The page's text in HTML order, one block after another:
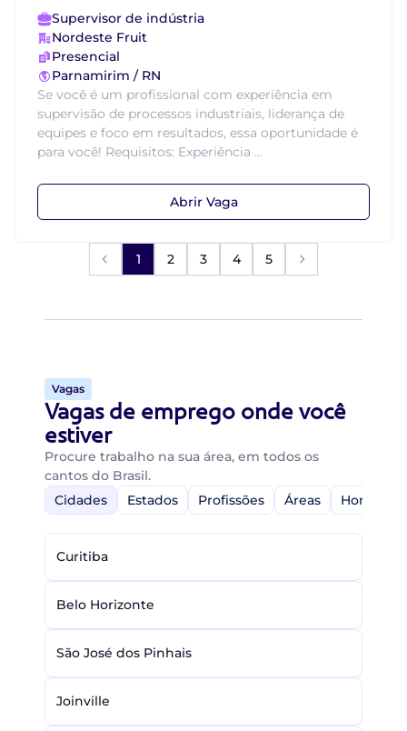
Supervisor de indústria
Nordeste Fruit
Presencial
Parnamirim / RN
Se você é um profissional com experiência em
supervisão de processos industriais, liderança de
equipes e foco em resultados, essa oportunidade é
para você! Requisitos: Experiência ...
Abrir Vaga
1 2 3 4 5
Vagas
Vagas de emprego onde você
estiver
Procure trabalho na sua área, em todos os
cantos do Brasil.
Cidades
Estados Profissões Áreas Home-
Curitiba
Belo Horizonte
São José dos Pinhais
Joinville